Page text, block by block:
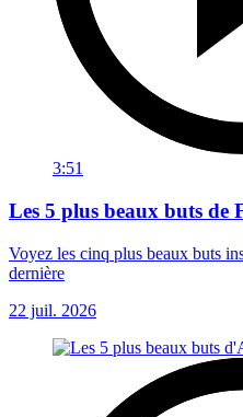
3:51
Les 5 plus beaux buts de
Voyez les cinq plus beaux buts
dernière
22 juil. 2026